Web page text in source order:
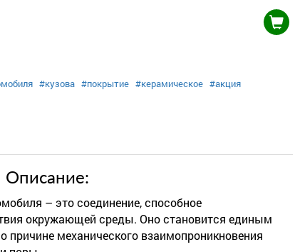
#кузова #покрытие #керамическое #акция
Описание:
– это соединение, способное
окружающей среды. Оно становится единым
причине механического взаимопроникновения